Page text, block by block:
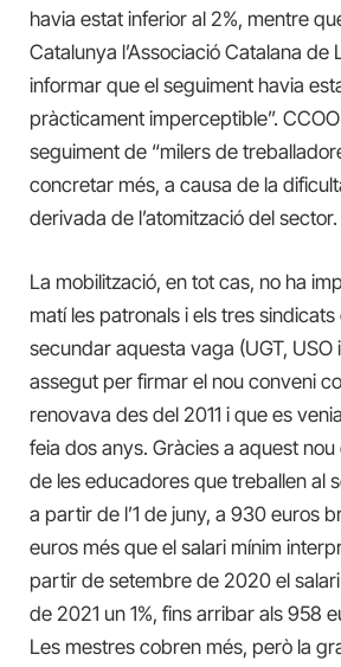
havia estat inferior al 2%, mentre
Catalunya l’Associació Catalana de
informar que el seguiment havia
pràcticament imperceptible”.
seguiment de “milers de
concretar més, a causa de la
derivada de l’atomització del sector.
La mobilització, en tot cas, no ha
matí les patronals i els tres
secundar aquesta vaga (UGT, USO i
assegut per firmar el nou conveni
renovava des del 2011 i que es
feia dos anys. Gràcies a aquest nou
de les educadores que treballen al
a partir de l’1 de juny, a 930 euros
euros més que el salari mínim
partir de setembre de 2020 el
de 2021 un 1%, fins arribar als 958
Les mestres cobren més, però la